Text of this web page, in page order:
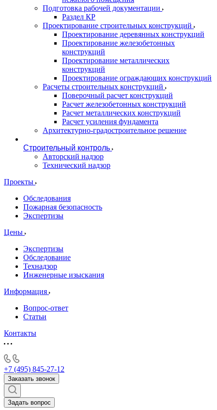
Подготовка рабочей документации
Раздел КР
Проектирование строительных конструкций
Проектирование деревянных конструкций
Проектирование железобетонных
конструкций
Проектирование металлических
конструкций
Проектирование ограждающих конструкций
Расчеты строительных конструкций
Поверочный расчет конструкций
Расчет железобетонных конструкций
Расчет металлических конструкций
Расчет усиления фундамента
Архитектурно-градостроительное решение
Строительный контроль
Авторский надзор
Технический надзор
Проекты
Обследования
Пожарная безопасность
Экспертизы
Цены
Экспертизы
Обследование
Технадзор
Инженерные изыскания
Информация
Вопрос-ответ
Статьи
Контакты
+7 (495) 845-27-12
Заказать звонок
Задать вопрос